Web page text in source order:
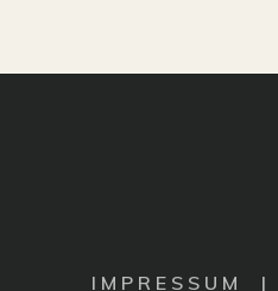
I M P R E S S U M |